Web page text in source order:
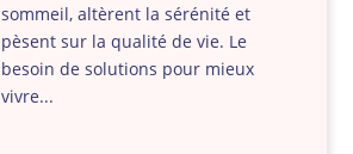
sommeil, altèrent la sérénité et
pèsent sur la qualité de vie. Le
besoin de solutions pour mieux
vivre...